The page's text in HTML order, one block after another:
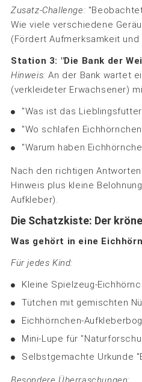
Zusatz-Challenge:
Wie viele verschiedene
(Fördert Aufmerksamkeit
Station 3: "Die Bank der
Hinweis: An der Bank wartet
(verkleideter Erwachsener)
"Was ist das
"Wo schlafen
"Warum haben
Nach den richtigen
Hinweis plus kleine
Aufkleber).
Die Schatzkiste: Der
Was gehört in eine
Für jedes Kind:
Kleine Spielzeug-
Tütchen mit gemischten
Eichhörnchen-
Mini-Lupe für
Selbstgemachte Urkunde